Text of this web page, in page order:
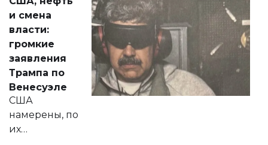
от слухов о
политических
реформах до
вопросов армии,
экономики и
личного здоровья.
и смена
власти:
громкие
заявления
Трампа по
Венесуэле
США
намерены, по
их